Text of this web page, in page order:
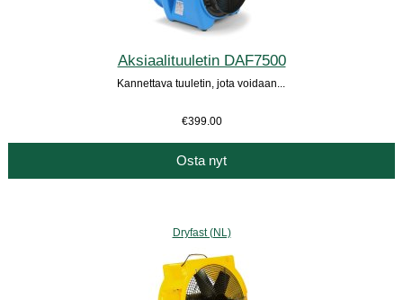
Aksiaalituuletin DAF7500
Kannettava tuuletin, jota voidaan...
€399.00
Osta nyt
Dryfast (NL)